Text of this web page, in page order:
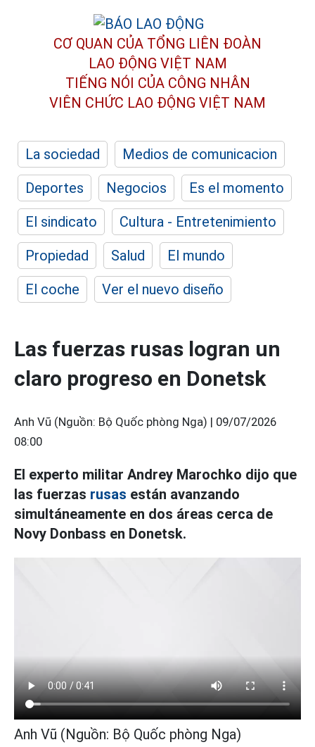
CƠ QUAN CỦA TỔNG LIÊN ĐOÀN
LAO ĐỘNG VIỆT NAM
TIẾNG NÓI CỦA CÔNG NHÂN
VIÊN CHỨC LAO ĐỘNG VIỆT NAM
La sociedad
Medios de comunicacion
Deportes
Negocios
Es el momento
El sindicato
Cultura - Entretenimiento
Propiedad
Salud
El mundo
El coche
Ver el nuevo diseño
Las fuerzas rusas logran un
claro progreso en Donetsk
Anh Vũ (Nguồn: Bộ Quốc phòng Nga) | 09/07/2026
08:00
El experto militar Andrey Marochko dijo que
las fuerzas rusas están avanzando
simultáneamente en dos áreas cerca de
Novy Donbass en Donetsk.
Anh Vũ (Nguồn: Bộ Quốc phòng Nga)